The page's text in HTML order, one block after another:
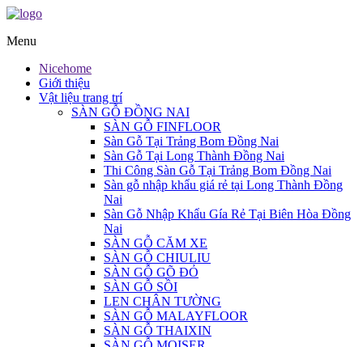
Menu
Nicehome
Giới thiệu
Vật liệu trang trí
SÀN GỖ ĐỒNG NAI
SÀN GỖ FINFLOOR
Sàn Gỗ Tại Trảng Bom Đồng Nai
Sàn Gỗ Tại Long Thành Đồng Nai
Thi Công Sàn Gỗ Tại Trảng Bom Đồng Nai
Sàn gỗ nhập khẩu giá rẻ tại Long Thành Đồng
Nai
Sàn Gỗ Nhập Khẩu Gía Rẻ Tại Biên Hòa Đồng
Nai
SÀN GỖ CĂM XE
SÀN GỖ CHIULIU
SÀN GỖ GÕ ĐỎ
SÀN GỖ SỒI
LEN CHÂN TƯỜNG
SÀN GỖ MALAYFLOOR
SÀN GỖ THAIXIN